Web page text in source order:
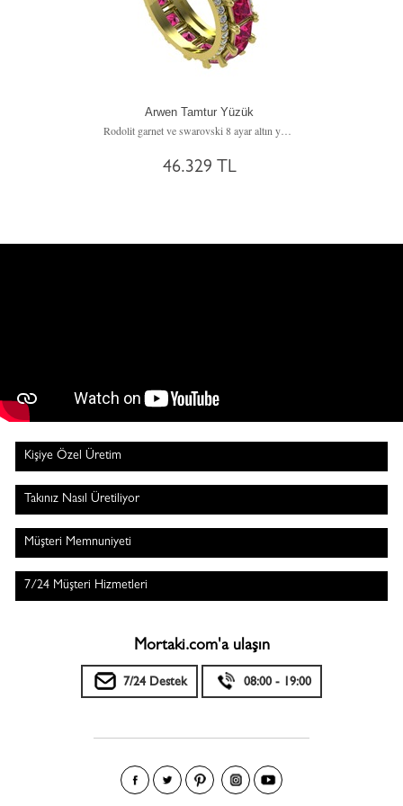
Arwen Tamtur Yüzük
Rodolit garnet ve swarovski 8 ayar altın yüzük
46.329 TL
Kişiye Özel Üretim
Takınız Nasıl Üretiliyor
Müşteri Memnuniyeti
7/24 Müşteri Hizmetleri
Mortaki.com'a ulaşın
7/24 Destek 08:00 - 19:00